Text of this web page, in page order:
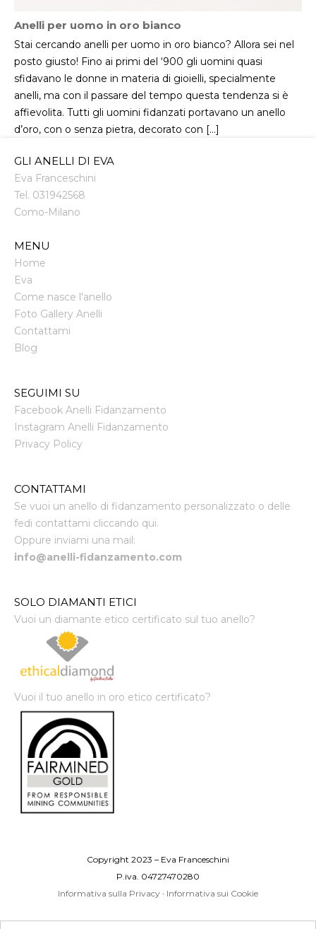
Anelli per uomo in oro bianco
Stai cercando anelli per uomo in oro bianco? Allora sei nel
posto giusto! Fino ai primi del ‘900 gli uomini quasi
sfidavano le donne in materia di gioielli, specialmente
anelli, ma con il passare del tempo questa tendenza si è
affievolita. Tutti gli uomini fidanzati portavano un anello
d’oro, con o senza pietra, decorato con […]
GLI ANELLI DI EVA
Eva Franceschini
Tel. 031942568
Como-Milano
MENU
Home
Eva
Come nasce l'anello
Foto Gallery Anelli
Contattami
Blog
SEGUIMI SU
Facebook Anelli Fidanzamento
Instagram Anelli Fidanzamento
Privacy Policy
CONTATTAMI
Se vuoi un anello di fidanzamento personalizzato o delle
fedi contattami cliccando qui.
Oppure inviami una mail:
info@anelli-fidanzamento.com
SOLO DIAMANTI ETICI
Vuoi un diamante etico certificato sul tuo anello?
Vuoi il tuo anello in oro etico certificato?
Copyright 2023 – Eva Franceschini
P.iva. 04727470280
Informativa sulla Privacy · Informativa sui Cookie